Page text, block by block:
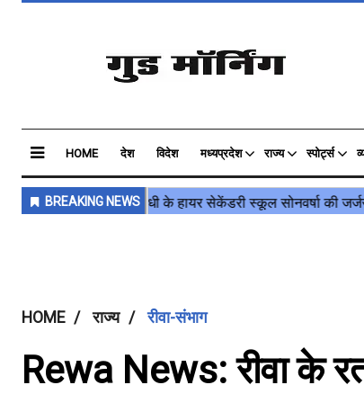
HOME देश विदेश मध्यप्रदेश राज्य स्पोर्ट्स
HOME राज्य रीवा-संभाग
Rewa News: रीवा के